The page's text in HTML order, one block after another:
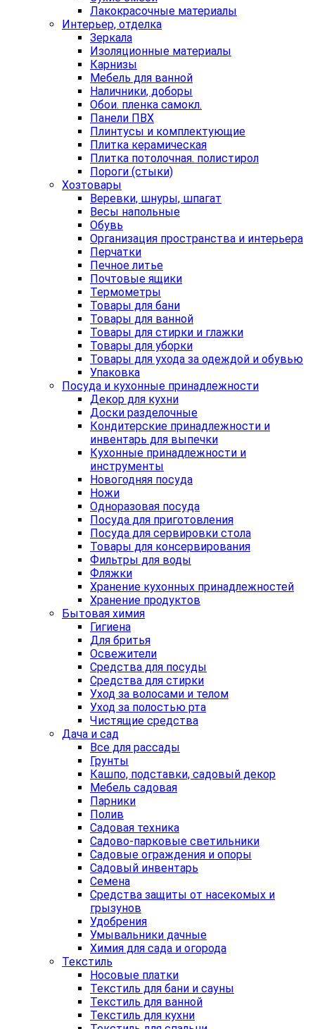
Лакокрасочные материалы
Интерьер, отделка
Зеркала
Изоляционные материалы
Карнизы
Мебель для ванной
Наличники, доборы
Обои. пленка самокл.
Панели ПВХ
Плинтусы и комплектующие
Плитка керамическая
Плитка потолочная. полистирол
Пороги (стыки)
Хозтовары
Веревки, шнуры, шпагат
Весы напольные
Обувь
Организация пространства и интерьера
Перчатки
Печное литье
Почтовые ящики
Термометры
Товары для бани
Товары для ванной
Товары для стирки и глажки
Товары для уборки
Товары для ухода за одеждой и обувью
Упаковка
Посуда и кухонные принадлежности
Декор для кухни
Доски разделочные
Кондитерские принадлежности и
инвентарь для выпечки
Кухонные принадлежности и
инструменты
Новогодняя посуда
Ножи
Одноразовая посуда
Посуда для приготовления
Посуда для сервировки стола
Товары для консервирования
Фильтры для воды
Фляжки
Хранение кухонных принадлежностей
Хранение продуктов
Бытовая химия
Гигиена
Для бритья
Освежители
Средства для посуды
Средства для стирки
Уход за волосами и телом
Уход за полостью рта
Чистящие средства
Дача и сад
Все для рассады
Грунты
Кашпо, подставки, садовый декор
Мебель садовая
Парники
Полив
Садовая техника
Садово-парковые светильники
Садовые ограждения и опоры
Садовый инвентарь
Семена
Средства защиты от насекомых и
грызунов
Удобрения
Умывальники дачные
Химия для сада и огорода
Текстиль
Носовые платки
Текстиль для бани и сауны
Текстиль для ванной
Текстиль для кухни